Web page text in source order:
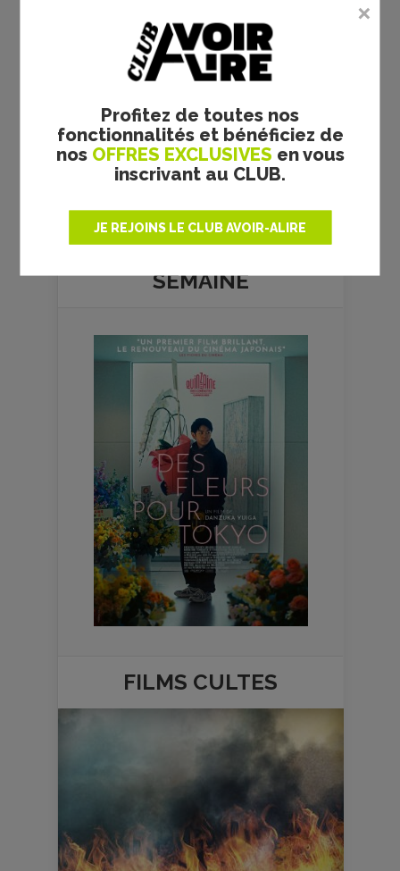
Profitez de toutes nos
fonctionnalités et bénéficiez de
nos OFFRES EXCLUSIVES en vous
inscrivant au CLUB.
JE REJOINS LE CLUB AVOIR-ALIRE
Plus de films
SEMAINE
FILMS CULTES